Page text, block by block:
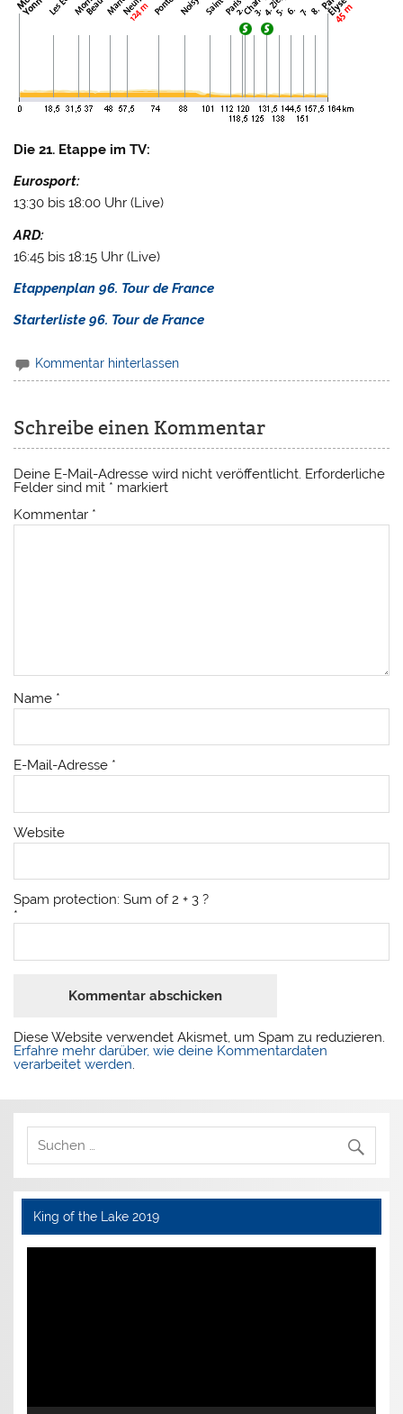
Die 21. Etappe im TV:
Eurosport:
13:30 bis 18:00 Uhr (Live)
ARD:
16:45 bis 18:15 Uhr (Live)
Etappenplan 96. Tour de France
Starterliste 96. Tour de France
Kommentar hinterlassen
Schreibe einen Kommentar
Deine E-Mail-Adresse wird nicht veröffentlicht. Erforderliche
Felder sind mit * markiert
Kommentar *
Name *
E-Mail-Adresse *
Website
Spam protection: Sum of 2 + 3 ?
*
Diese Website verwendet Akismet, um Spam zu reduzieren.
Erfahre mehr darüber, wie deine Kommentardaten
verarbeitet werden.
King of the Lake 2019
Video-